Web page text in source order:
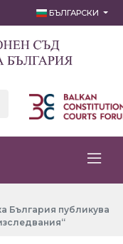
БЪЛГАРСКИ
България публикува